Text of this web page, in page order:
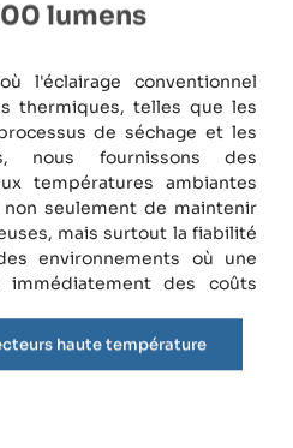
lumens
l'éclairage conventionnel
thermiques, telles que les
de séchage et les
nous fournissons des
températures ambiantes
seulement de maintenir
mais surtout la fiabilité
environnements où une
immédiatement des coûts